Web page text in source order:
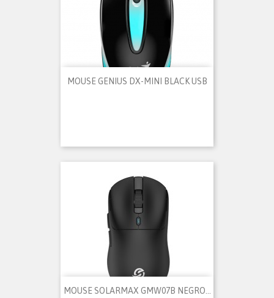
MOUSE GENIUS DX-MINI BLACK USB
MOUSE SOLARMAX GMW07B NEGRO...